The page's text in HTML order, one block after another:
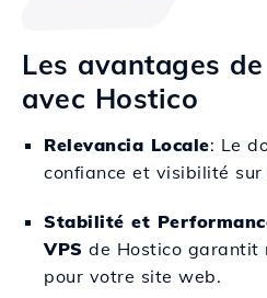
Les avantages
avec Hostico
Relevancia Locale: Le
confiance et visibilité sur
Stabilité et
VPS de Hostico garantit
pour votre site web.